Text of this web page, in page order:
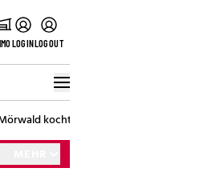
LOGINLOGOUT
kocht